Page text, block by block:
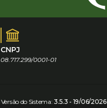
CNPJ
08.717.299/0001-01
Versão do Sistema:3.5.3 - 19/06/2026